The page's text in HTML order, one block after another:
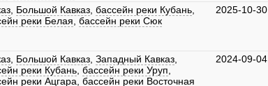
Большой Кавказ бассейн реки Кубань
реки Белая бассейн реки Сюк
2025-10-30
Большой Кавказ Западный Кавказ
реки Кубань бассейн реки Уруп
реки Ацгара бассейн реки Восточная
2024-09-04